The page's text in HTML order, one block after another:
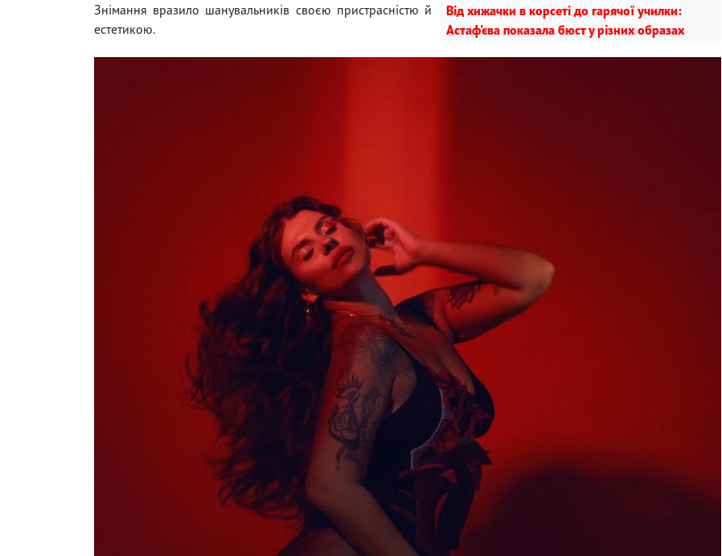
Від хижачки в корсеті до гарячої училки:
Астаф'єва показала бюст у різних образах
Знімання вразило шанувальників своєю пристрасністю й
естетикою.